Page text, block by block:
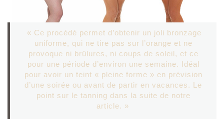
« Ce procédé permet d’obtenir un joli bronzage
uniforme, qui ne tire pas sur l’orange et ne
provoque ni brûlures, ni coups de soleil, et ce
pour une période d’environ une semaine. Idéal
pour avoir un teint « pleine forme » en prévision
d’une soirée ou avant de partir en vacances. Le
point sur le tanning dans la suite de notre
article. »